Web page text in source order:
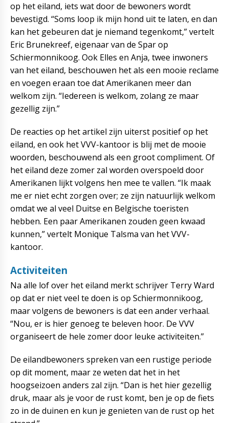
op het eiland, iets wat door de bewoners wordt
bevestigd. “Soms loop ik mijn hond uit te laten, en dan
kan het gebeuren dat je niemand tegenkomt,” vertelt
Eric Brunekreef, eigenaar van de Spar op
Schiermonnikoog. Ook Elles en Anja, twee inwoners
van het eiland, beschouwen het als een mooie reclame
en voegen eraan toe dat Amerikanen meer dan
welkom zijn. “Iedereen is welkom, zolang ze maar
gezellig zijn.”
De reacties op het artikel zijn uiterst positief op het
eiland, en ook het VVV-kantoor is blij met de mooie
woorden, beschouwend als een groot compliment. Of
het eiland deze zomer zal worden overspoeld door
Amerikanen lijkt volgens hen mee te vallen. “Ik maak
me er niet echt zorgen over; ze zijn natuurlijk welkom
omdat we al veel Duitse en Belgische toeristen
hebben. Een paar Amerikanen zouden geen kwaad
kunnen,” vertelt Monique Talsma van het VVV-
kantoor.
Activiteiten
Na alle lof over het eiland merkt schrijver Terry Ward
op dat er niet veel te doen is op Schiermonnikoog,
maar volgens de bewoners is dat een ander verhaal.
“Nou, er is hier genoeg te beleven hoor. De VVV
organiseert de hele zomer door leuke activiteiten.”
De eilandbewoners spreken van een rustige periode
op dit moment, maar ze weten dat het in het
hoogseizoen anders zal zijn. “Dan is het hier gezellig
druk, maar als je voor de rust komt, ben je op de fiets
zo in de duinen en kun je genieten van de rust op het